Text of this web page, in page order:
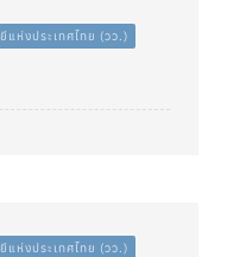
แห่งประเทศไทย (วว.)
แห่งประเทศไทย (วว.)